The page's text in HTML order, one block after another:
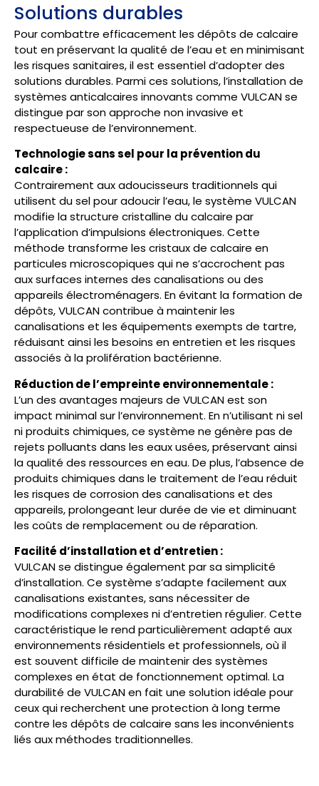
Solutions durables
Pour combattre efficacement les dépôts de calcaire
tout en préservant la qualité de l’eau et en minimisant
les risques sanitaires, il est essentiel d’adopter des
solutions durables. Parmi ces solutions, l’installation de
systèmes anticalcaires innovants comme VULCAN se
distingue par son approche non invasive et
respectueuse de l’environnement.
Technologie sans sel pour la prévention du
calcaire :
Contrairement aux adoucisseurs traditionnels qui
utilisent du sel pour adoucir l’eau, le système VULCAN
modifie la structure cristalline du calcaire par
l’application d’impulsions électroniques. Cette
méthode transforme les cristaux de calcaire en
particules microscopiques qui ne s’accrochent pas
aux surfaces internes des canalisations ou des
appareils électroménagers. En évitant la formation de
dépôts, VULCAN contribue à maintenir les
canalisations et les équipements exempts de tartre,
réduisant ainsi les besoins en entretien et les risques
associés à la prolifération bactérienne​.
Réduction de l’empreinte environnementale :
L’un des avantages majeurs de VULCAN est son
impact minimal sur l’environnement. En n’utilisant ni sel
ni produits chimiques, ce système ne génère pas de
rejets polluants dans les eaux usées, préservant ainsi
la qualité des ressources en eau. De plus, l’absence de
produits chimiques dans le traitement de l’eau réduit
les risques de corrosion des canalisations et des
appareils, prolongeant leur durée de vie et diminuant
les coûts de remplacement ou de réparation​.
Facilité d’installation et d’entretien :
VULCAN se distingue également par sa simplicité
d’installation. Ce système s’adapte facilement aux
canalisations existantes, sans nécessiter de
modifications complexes ni d’entretien régulier. Cette
caractéristique le rend particulièrement adapté aux
environnements résidentiels et professionnels, où il
est souvent difficile de maintenir des systèmes
complexes en état de fonctionnement optimal. La
durabilité de VULCAN en fait une solution idéale pour
ceux qui recherchent une protection à long terme
contre les dépôts de calcaire sans les inconvénients
liés aux méthodes traditionnelles.